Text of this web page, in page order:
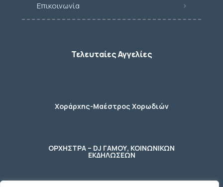
Επικοινωνία
Τελευταίες Αγγελίες
Χοράρχης-Μαέστρος Χορωδιών
ΟΡΧΗΣΤΡΑ – DJ ΓΑΜΟΥ, ΚΟΙΝΩΝΙΚΩΝ
ΕΚΔΗΛΩΣΕΩΝ